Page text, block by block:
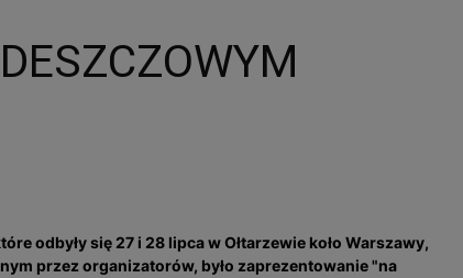
odbyły się 27 i 28 lipca w Ołtarzewie koło Warszawy,
przez organizatorów, było zaprezentowanie "na